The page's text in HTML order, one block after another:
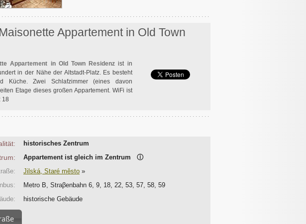
Appartement in Old Town
Appartement in Old Town Residenz ist in
in der Nähe der Altstadt-Platz. Es besteht
Küche. Zwei Schlafzimmer (eines davon
Etage dieses großen Appartement. WiFi ist
18
historisches Zentrum
Appartement ist gleich im Zentrum ⓘ
Jilská, Staré město »
Metro B, Straβenbahn 6, 9, 18, 22, 53, 57, 58, 59
historische Gebäude